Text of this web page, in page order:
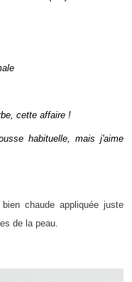
cette affaire !
habituelle, mais j'aime
bien chaude appliquée juste
de la peau.